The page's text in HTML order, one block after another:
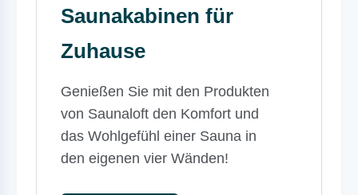
Saunakabinen für
Zuhause
Genießen Sie mit den Produkten
von Saunaloft den Komfort und
das Wohlgefühl einer Sauna in
den eigenen vier Wänden!